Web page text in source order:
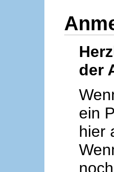
der
ein
hier